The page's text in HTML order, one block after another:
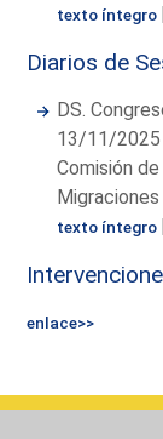
texto íntegro
Diarios de
DS.
13/11/2025
Comisión
Migraciones
texto íntegro
enlace>>